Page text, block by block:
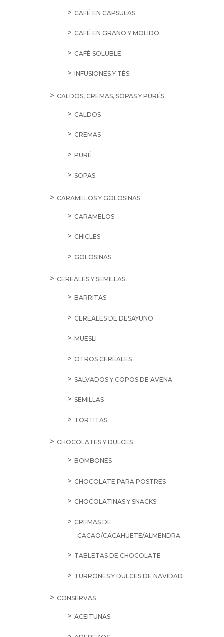
CAFÉ EN CAPSULAS
CAFÉ EN GRANO Y MOLIDO
CAFÉ SOLUBLE
INFUSIONES Y TÉS
CALDOS, CREMAS, SOPAS Y PURÉS
CALDOS
CREMAS
PURÉ
SOPAS
CARAMELOS Y GOLOSINAS
CARAMELOS
CHICLES
GOLOSINAS
CEREALES Y SEMILLAS
BARRITAS
CEREALES DE DESAYUNO
MUESLI
OTROS CEREALES
SALVADOS Y COPOS DE AVENA
SEMILLAS
TORTITAS
CHOCOLATES Y DULCES
BOMBONES
CHOCOLATE PARA POSTRES
CHOCOLATINAS Y SNACKS
CREMAS DE
CACAO/CACAHUETE/ALMENDRA
TABLETAS DE CHOCOLATE
TURRONES Y DULCES DE NAVIDAD
CONSERVAS
ACEITUNAS